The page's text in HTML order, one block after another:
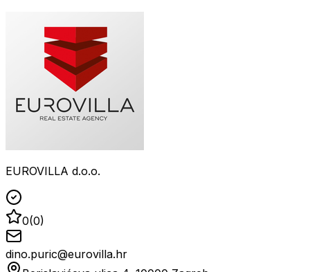
EUROVILLA d.o.o.
0(0)
dino.puric@eurovilla.hr